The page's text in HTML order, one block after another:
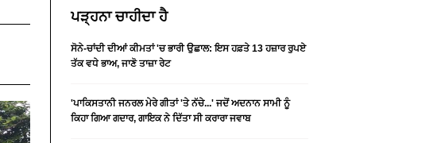
ਪੜ੍ਹਨਾ ਚਾਹੀਦਾ ਹੈ
ਸੋਨੇ-ਚਾਂਦੀ ਦੀਆਂ ਕੀਮਤਾਂ 'ਚ ਭਾਰੀ ਉਛਾਲ: ਇਸ ਹਫ਼ਤੇ 13 ਹਜ਼ਾਰ ਰੁਪਏ
ਤੱਕ ਵਧੇ ਭਾਅ, ਜਾਣੋ ਤਾਜ਼ਾ ਰੇਟ
'ਪਾਕਿਸਤਾਨੀ ਜਨਰਲ ਮੇਰੇ ਗੀਤਾਂ 'ਤੇ ਨੱਚੇ...' ਜਦੋਂ ਅਦਨਾਨ ਸਾਮੀ ਨੂੰ
ਕਿਹਾ ਗਿਆ ਗਦਾਰ, ਗਾਇਕ ਨੇ ਦਿੱਤਾ ਸੀ ਕਰਾਰਾ ਜਵਾਬ